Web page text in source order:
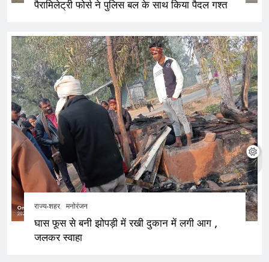
पैरामिलेट्री फोर्स ने पुलिस बल के साथ किया पैदल गश्त
राज्य-शहर मनोरंजन
घास फूस से बनी झोपड़ी में रखी दुकान में लगी आग ,
जलकर स्वाहा